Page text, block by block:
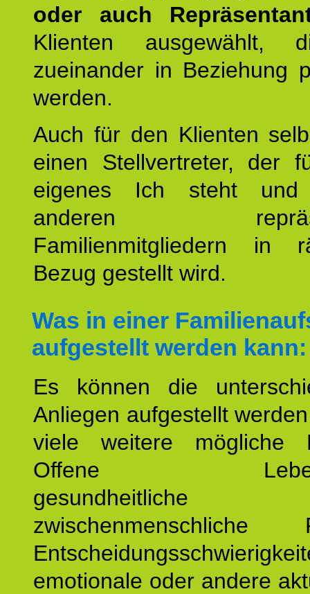
oder auch
Klienten ausgewählt,
zueinander in Beziehung
werden.
Auch für den Klienten
einen Stellvertreter, der
eigenes Ich steht
anderen
Familienmitgliedern in
Bezug gestellt wird.
Was in einer
aufgestellt werden kann:
Es können die
Anliegen aufgestellt
viele weitere mögliche
Offene
zwischenmenschliche
emotionale oder andere